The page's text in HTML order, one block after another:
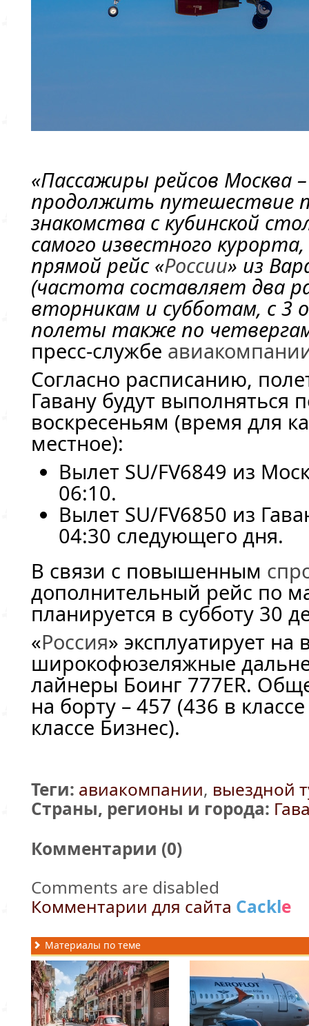
«Пассажиры рейсов Москва
продолжить путешествие
знакомства с кубинской
самого известного
прямой рейс «России» из
(частота составляет два
вторникам и субботам, с 3
полеты также по
пресс-службе
Согласно расписанию,
Гавану будут выполняться
воскресеньям (время для
местное):
Вылет SU/FV6849 из
06:10.
Вылет SU/FV6850 из
04:30 следующего дня.
В связи с повышенным
дополнительный рейс по
планируется в субботу 30
«Россия» эксплуатирует
широкофюзеляжные
лайнеры Боинг 777ER.
на борту – 457 (436 в
классе Бизнес).
Теги: авиакомпании, выездной
Страны, регионы и города:
Комментарии (0)
Comments are disabled
Комментарии для сайта Cackle
Материалы по теме